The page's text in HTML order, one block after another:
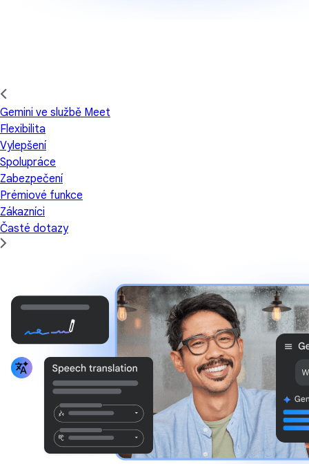
Gemini ve službě Meet
Flexibilita
Vylepšení
Spolupráce
Zabezpečení
Prémiové funkce
Zákazníci
Časté dotazy